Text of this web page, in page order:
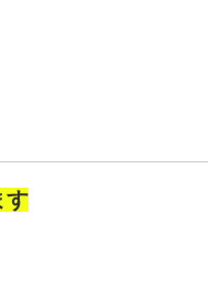
す